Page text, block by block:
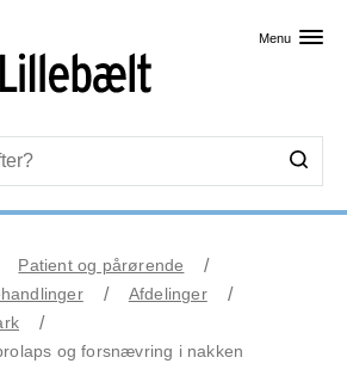
Menu
Patient og pårørende
Afdelinger
og forsnævring i nakken